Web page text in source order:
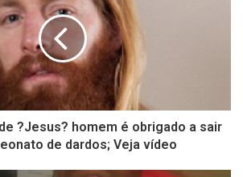
?Jesus? homem é obrigado a sair
de dardos; Veja vídeo